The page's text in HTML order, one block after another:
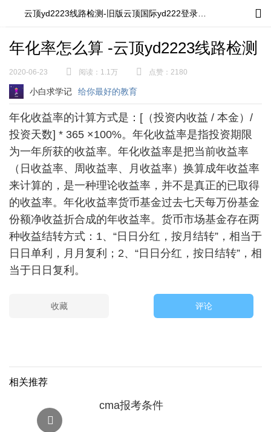
录入
职业培训>
年化率怎么算 -云顶yd2223线路检测
2020-06-23 阅读： 1.1万 点赞： 2180
小白求学记 给你最好的教育
年化收益率的计算方式是：[（投资内收益 / 本金）/
投资天数] * 365 ×100%。年化收益率是指投资期限
为一年所获的收益率。年化收益率是把当前收益率
（日收益率、周收益率、月收益率）换算成年收益率
来计算的，是一种理论收益率，并不是真正的已取得
的收益率。年化收益率货币基金过去七天每万份基金
份额净收益折合成的年收益率。货币市场基金存在两
种收益结转方式：1、“日日分红，按月结转”，相当于
日日单利，月月复利；2、“日日分红，按日结转”，相
当于日日复利。
收藏 评论
相关推荐
cma报考条件
投诉
投诉类型
选择类型
投诉内容
联系姓名
手机号
投稿
投稿标题
投稿内容
作者